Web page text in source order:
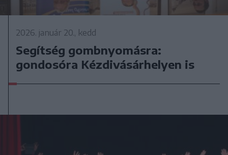
2026. január 20., kedd
Segítség gombnyomásra:
gondosóra Kézdivásárhelyen is